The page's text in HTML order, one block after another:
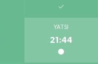
YATSI
21:44